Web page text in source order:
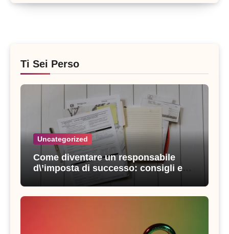
Ti Sei Perso
Uncategorized
Come diventare un responsabile
d\’imposta di successo: consigli e
strategie vincenti